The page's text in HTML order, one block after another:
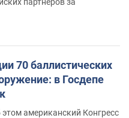
70 баллистических
в Госдепе
американский Конгресс